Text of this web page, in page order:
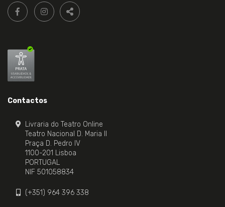
Siga-
nos:
FACEBOOK LIVRARIA DO TEATRO ONLINE.
INSTAGRAM LIVRARIA DO TEATRO ONLINE.
PARTILHAR
Contactos
Livraria do Teatro Online
Teatro Nacional D. Maria II
Praça D. Pedro IV
1100-201 Lisboa
PORTUGAL
NIF 501058834
(+351) 964 396 338